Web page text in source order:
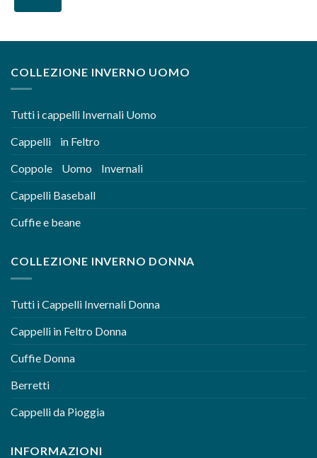
COLLEZIONE INVERNO UOMO
Tutti i cappelli Invernali Uomo
Cappelli in Feltro
Coppole Uomo Invernali
Cappelli Baseball
Cuffie e beane
COLLEZIONE INVERNO DONNA
Tutti i Cappelli Invernali Donna
Cappelli in Feltro Donna
Cuffie Donna
Berretti
Cappelli da Pioggia
INFORMAZIONI